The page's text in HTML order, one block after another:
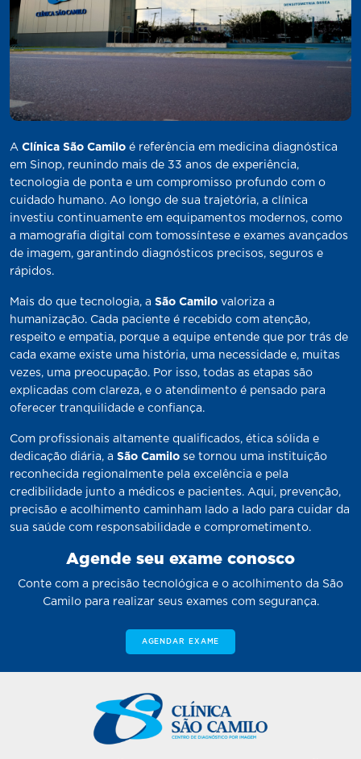
A Clínica São Camilo é referência em medicina diagnóstica
em Sinop, reunindo mais de 33 anos de experiência,
tecnologia de ponta e um compromisso profundo com o
cuidado humano. Ao longo de sua trajetória, a clínica
investiu continuamente em equipamentos modernos, como
a mamografia digital com tomossíntese e exames avançados
de imagem, garantindo diagnósticos precisos, seguros e
rápidos.
Mais do que tecnologia, a São Camilo valoriza a
humanização. Cada paciente é recebido com atenção,
respeito e empatia, porque a equipe entende que por trás de
cada exame existe uma história, uma necessidade e, muitas
vezes, uma preocupação. Por isso, todas as etapas são
explicadas com clareza, e o atendimento é pensado para
oferecer tranquilidade e confiança.
Com profissionais altamente qualificados, ética sólida e
dedicação diária, a São Camilo se tornou uma instituição
reconhecida regionalmente pela excelência e pela
credibilidade junto a médicos e pacientes. Aqui, prevenção,
precisão e acolhimento caminham lado a lado para cuidar da
sua saúde com responsabilidade e comprometimento.
Agende seu exame conosco
Conte com a precisão tecnológica e o acolhimento da São
Camilo para realizar seus exames com segurança.
AGENDAR EXAME